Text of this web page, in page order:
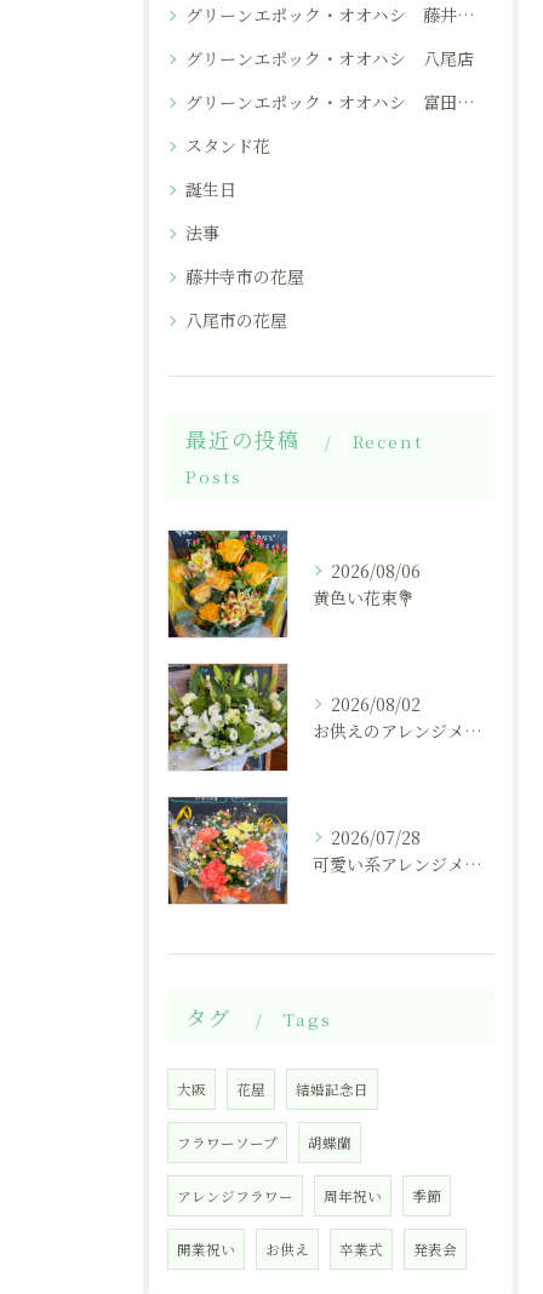
グリーンエポック・オオハシ 藤井寺店
グリーンエポック・オオハシ 八尾店
グリーンエポック・オオハシ 富田林店
スタンド花
誕生日
法事
藤井寺市の花屋
八尾市の花屋
最近の投稿
Recent
Posts
2026/08/06
黄色い花束💐
2026/08/02
お供えのアレンジメント
2026/07/28
可愛い系アレンジメント
タグ Tags
大阪 花屋 結婚記念日
フラワーソープ 胡蝶蘭
アレンジフラワー 周年祝い 季節
開業祝い お供え 卒業式 発表会